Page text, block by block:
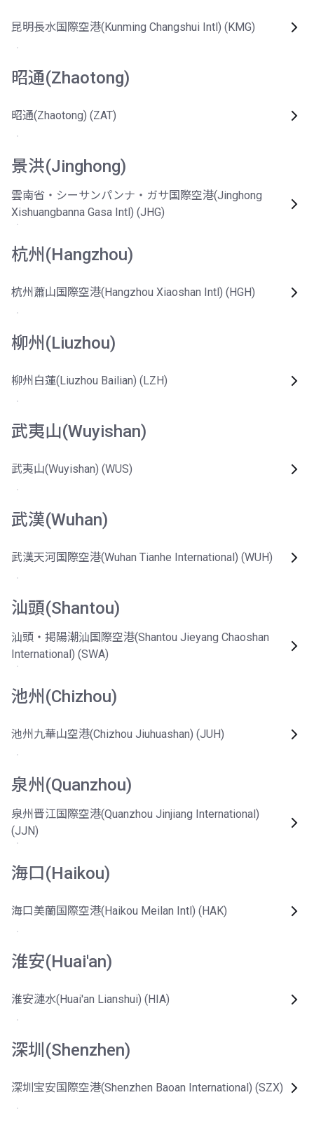
昆明長水国際空港(Kunming Changshui Intl) (KMG)
昭通(Zhaotong)
昭通(Zhaotong) (ZAT)
景洪(Jinghong)
雲南省・シーサンパンナ・ガサ国際空港(Jinghong
Xishuangbanna Gasa Intl) (JHG)
杭州(Hangzhou)
杭州蕭山国際空港(Hangzhou Xiaoshan Intl) (HGH)
柳州(Liuzhou)
柳州白蓮(Liuzhou Bailian) (LZH)
武夷山(Wuyishan)
武夷山(Wuyishan) (WUS)
武漢(Wuhan)
武漢天河国際空港(Wuhan Tianhe International) (WUH)
汕頭(Shantou)
汕頭・掲陽潮汕国際空港(Shantou Jieyang Chaoshan
International) (SWA)
池州(Chizhou)
池州九華山空港(Chizhou Jiuhuashan) (JUH)
泉州(Quanzhou)
泉州晋江国際空港(Quanzhou Jinjiang International)
(JJN)
海口(Haikou)
海口美蘭国際空港(Haikou Meilan Intl) (HAK)
淮安(Huai'an)
淮安漣水(Huai'an Lianshui) (HIA)
深圳(Shenzhen)
深圳宝安国際空港(Shenzhen Baoan International) (SZX)